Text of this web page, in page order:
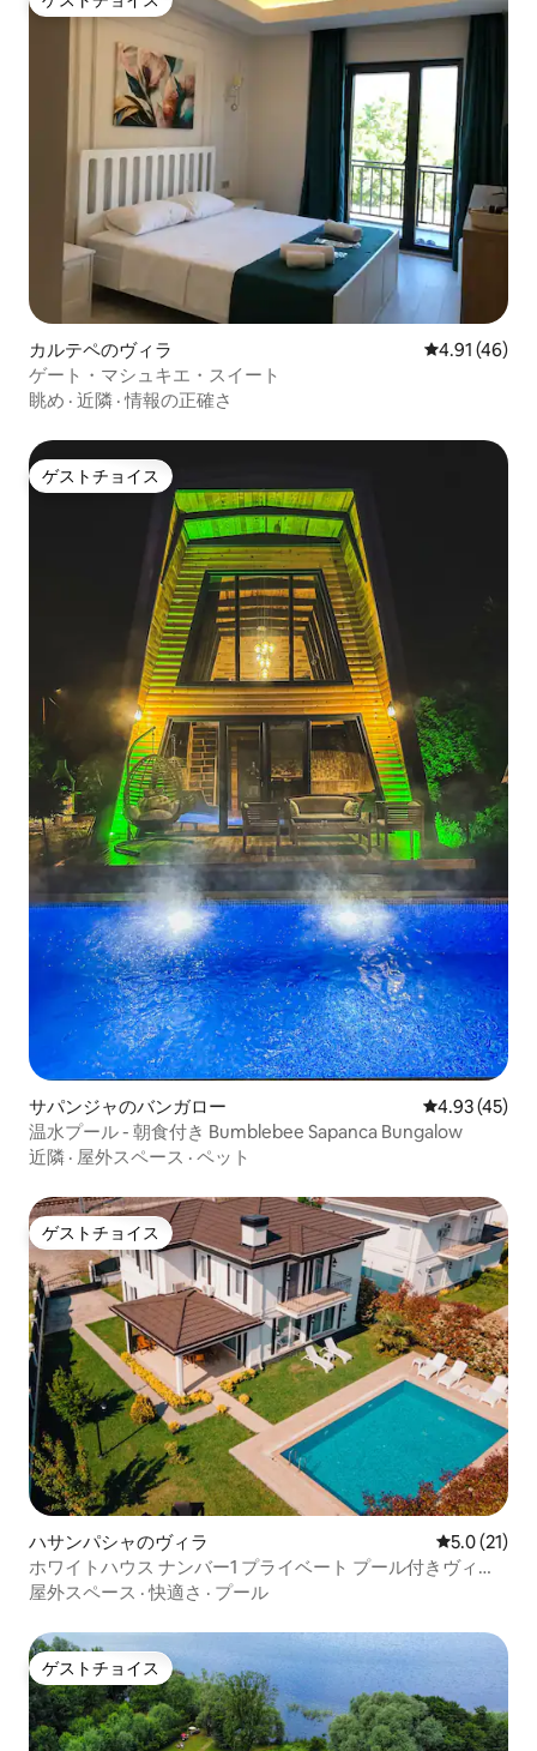
ゲストチョイス
カルテペのヴィラ レビュー46
4.91 (46)
ゲート・マシュキエ・スイート
眺め · 近隣 ·情報の正確さ
ゲストチョイス
ゲストチョイス
サパンジャのバンガロー レビュー45
4.93 (45)
温水プール - 朝食付き Bumblebee Sapanca Bungalow
近隣 · 屋外スペース · ペット
ゲストチョイス
ゲストチョイス
ハサンパシャのヴィラ レビュー21
5.0 (21)
ホワイトハウス ナンバー1 プライベート プール付きヴィラ -
サパンジャ
屋外スペース ·快適さ · プール
ゲストチョイス
ゲストチョイス